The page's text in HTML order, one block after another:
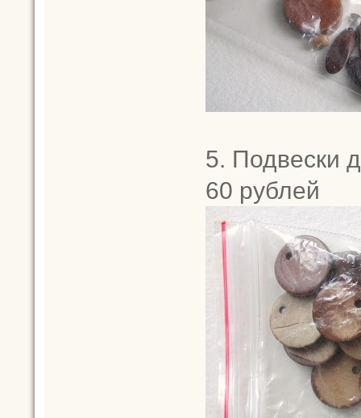
5. Подвески
60 рублей